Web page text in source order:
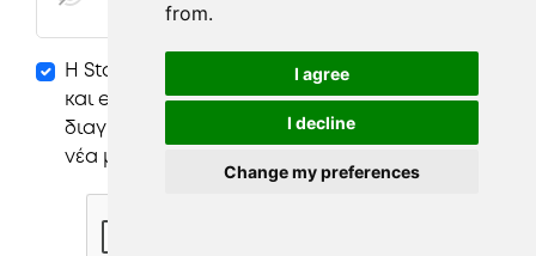
from.
I agree
I decline
Change my preferences
Η StageYourIdea θα σας στέλνει προσφορές,
και email για έμπνευση. Μπορείτε να
διαγραφείτε αν δεν θέλετε να λαμβάνετε τα
νέα μας.